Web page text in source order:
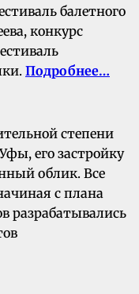
балетного
конкурс
Подробнее…
степени
его застройку
облик. Все
с плана
разрабатывались